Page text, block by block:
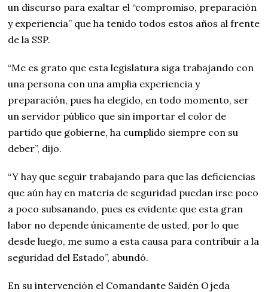
un discurso para exaltar el “compromiso, preparación
y experiencia” que ha tenido todos estos años al frente
de la SSP.
“Me es grato que esta legislatura siga trabajando con
una persona con una amplia experiencia y
preparación, pues ha elegido, en todo momento, ser
un servidor público que sin importar el color de
partido que gobierne, ha cumplido siempre con su
deber”, dijo.
“Y hay que seguir trabajando para que las deficiencias
que aún hay en materia de seguridad puedan irse poco
a poco subsanando, pues es evidente que esta gran
labor no depende únicamente de usted, por lo que
desde luego, me sumo a esta causa para contribuir a la
seguridad del Estado”, abundó.
En su intervención el Comandante Saidén Ojeda